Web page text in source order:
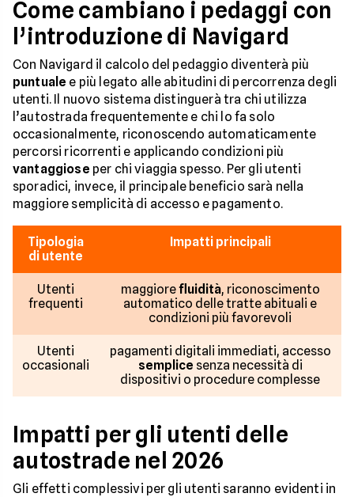
Come cambiano i pedaggi con
l’introduzione di Navigard
Con Navigard il calcolo del pedaggio diventerà più
puntuale e più legato alle abitudini di percorrenza degli
utenti. Il nuovo sistema distinguerà tra chi utilizza
l’autostrada frequentemente e chi lo fa solo
occasionalmente, riconoscendo automaticamente
percorsi ricorrenti e applicando condizioni più
vantaggiose per chi viaggia spesso. Per gli utenti
sporadici, invece, il principale beneficio sarà nella
maggiore semplicità di accesso e pagamento.
Tipologia
di utente
Impatti principali
Utenti
frequenti
maggiorefluidità, riconoscimento
automatico delle tratte abituali e
condizioni più favorevoli
Utenti
occasionali
pagamenti digitali immediati, accesso
semplice senza necessità di
dispositivi o procedure complesse
Impatti per gli utenti delle
autostrade nel 2026
Gli effetti complessivi per gli utenti saranno evidenti in